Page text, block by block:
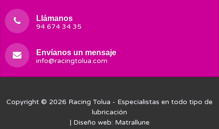
Llámanos
94 674 34 35
Envíanos un mensaje
info@racingtolua.com
Copyright © 2026 Racing Tolua - Especialistas en todo tipo de
lubricación
| Diseño web: Matrallune